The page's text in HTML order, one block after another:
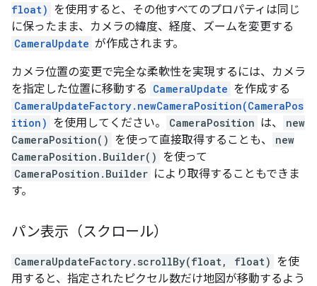
float) を使用すると、その他すべてのプロパティは同じ
に保ったまま、カメラの緯度、経度、ズームを変更する
CameraUpdate が作成されます。
カメラ位置の変更で完全な柔軟性を実現するには、カメラ
を指定した位置に移動する CameraUpdate を作成する
CameraUpdateFactory.newCameraPosition(CameraPos
ition) を使用してください。 CameraPosition は、
new
CameraPosition() を使って直接取得することも、
new
CameraPosition.Builder() を使って
CameraPosition.Builder により取得することもできま
す。
パン表示（スクロール）
CameraUpdateFactory.scrollBy(float, float) を使
用すると、指定されたピクセル数だけ地図が移動するよう